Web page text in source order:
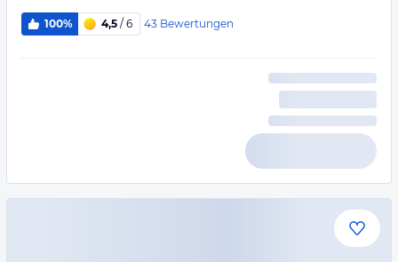
100% 4,5 / 6 43 Bewertungen